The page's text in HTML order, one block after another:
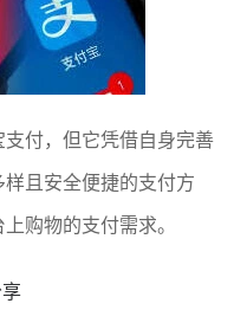
付，但它凭借自身完善
且安全便捷的支付方
购物的支付需求。